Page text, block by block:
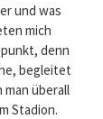
und was
mich
denn
begleitet
man überall
Stadion.